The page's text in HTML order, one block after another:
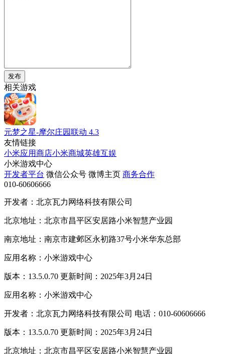
发布
相关游戏
元梦之星-摩尔庄园联动 4.3
友情链接
小米应用商店小米商城英雄互娱
小米游戏中心
开发者平台 微信公众号 微博主页 商务合作
010-60606666
开发者：北京瓦力网络科技有限公司
北京地址：北京市昌平区安居路小米智慧产业园
南京地址：南京市建邺区永初路37号小米华东总部
应用名称：小米游戏中心
版本：13.5.0.70 更新时间：2025年3月24日
应用名称：小米游戏中心
开发者：北京瓦力网络科技有限公司 电话：010-60606666
版本：13.5.0.70 更新时间：2025年3月24日
北京地址：北京市昌平区安居路小米智慧产业园